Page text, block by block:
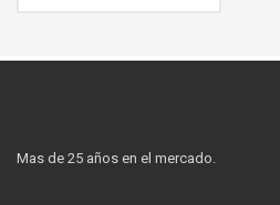
Mas de 25 años en el mercado.